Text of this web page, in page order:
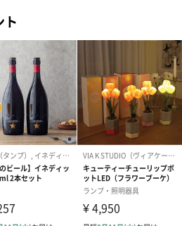
ございます。予めご了承くださ
リザーブドフラワー
2,580円）
アミュレット
ク）（1,500円
ト